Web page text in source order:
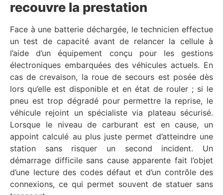
recouvre la prestation
Face à une batterie déchargée, le technicien effectue
un test de capacité avant de relancer la cellule à
l’aide d’un équipement conçu pour les gestions
électroniques embarquées des véhicules actuels. En
cas de crevaison, la roue de secours est posée dès
lors qu’elle est disponible et en état de rouler ; si le
pneu est trop dégradé pour permettre la reprise, le
véhicule rejoint un spécialiste via plateau sécurisé.
Lorsque le niveau de carburant est en cause, un
appoint calculé au plus juste permet d’atteindre une
station sans risquer un second incident. Un
démarrage difficile sans cause apparente fait l’objet
d’une lecture des codes défaut et d’un contrôle des
connexions, ce qui permet souvent de statuer sans